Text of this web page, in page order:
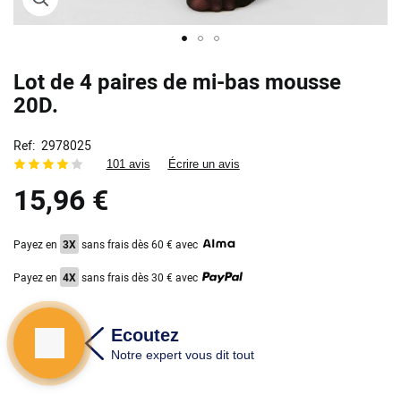
to
the
beginning
the
images
Lot de 4 paires de mi-bas mousse
20D.
Ref 2978025
101 avis Écrire un avis
15,96 €
Payez en 3X sans frais dès 60 € avec
Payez en 4X sans frais dès 30 € avec